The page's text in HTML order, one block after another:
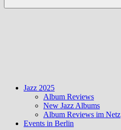
Jazz 2025
Album Reviews
New Jazz Albums
Album Reviews im Netz
Events in Berlin